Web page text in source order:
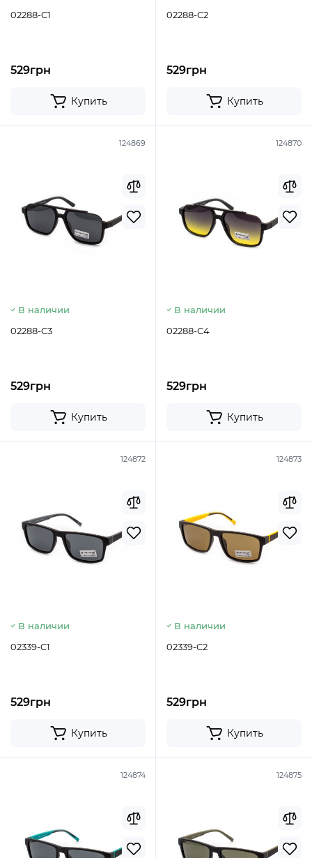
02288-C1
529грн
Купить
02288-C2
529грн
Купить
124869
В наличии
02288-C3
529грн
Купить
124870
В наличии
02288-C4
529грн
Купить
124872
В наличии
02339-C1
529грн
Купить
124873
В наличии
02339-C2
529грн
Купить
124874 124875